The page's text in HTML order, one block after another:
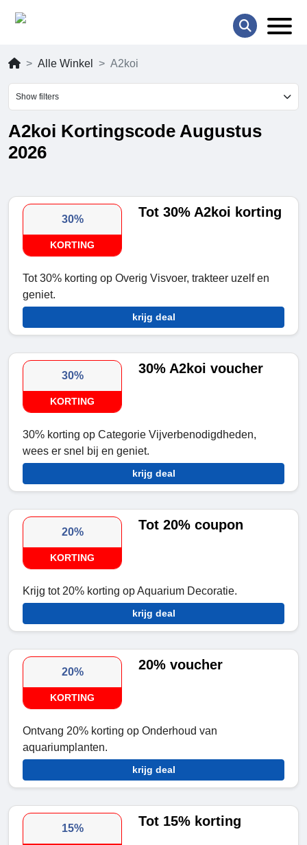
Alle Winkel A2koi
Show filters
A2koi Kortingscode Augustus
2026
30%
KORTING
Tot 30% A2koi korting
Tot 30% korting op Overig Visvoer, trakteer uzelf en
geniet.
krijg deal
30%
KORTING
30% A2koi voucher
30% korting op Categorie Vijverbenodigdheden,
wees er snel bij en geniet.
krijg deal
20%
KORTING
Tot 20% coupon
Krijg tot 20% korting op Aquarium Decoratie.
krijg deal
20%
KORTING
20% voucher
Ontvang 20% korting op Onderhoud van
aquariumplanten.
krijg deal
15% Tot 15% korting